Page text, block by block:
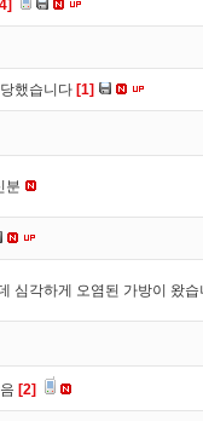
했습니다 [1]
분
심각하게 오염된 가방이 왔습
[2]